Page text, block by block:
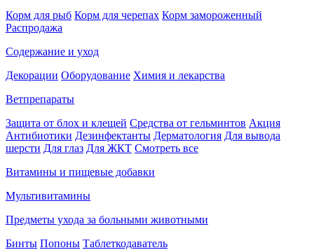
Корм для рыб Корм для черепах Корм замороженный
Распродажа
Содержание и уход
Декорации Оборудование Химия и лекарства
Ветпрепараты
Защита от блох и клещей Средства от гельминтов Акция
Антибиотики Дезинфектанты Дерматология Для вывода
шерсти Для глаз Для ЖКТ Смотреть все
Витамины и пищевые добавки
Мультивитамины
Предметы ухода за больными животными
Бинты Попоны Таблеткодаватель